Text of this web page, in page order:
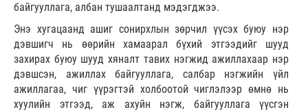
байгууллага, албан тушаалтанд мэдэгджээ.
Энэ хугацаанд ашиг сонирхлын зөрчил үүсэх буюу нэр
дэвшигч нь өөрийн хамаарал бүхий этгээдийг шууд
захирах буюу шууд хяналт тавих нэгжид ажиллахаар нэр
дэвшсэн, ажиллах байгууллага, салбар нэгжийн үйл
ажиллагаа, чиг үүрэгтэй холбоотой чиглэлээр өмнө нь
хуулийн этгээд, аж ахуйн нэгж, байгууллага үүсгэн